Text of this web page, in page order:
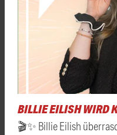
BILLIE EILISH WIRD
🎬✨ Billie Eilish